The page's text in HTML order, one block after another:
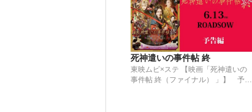
死神遣いの事件帖 終
東映ムビ×ステ 【映画「死神遣いの
事件帖 終（ファイナル） 」】 予告